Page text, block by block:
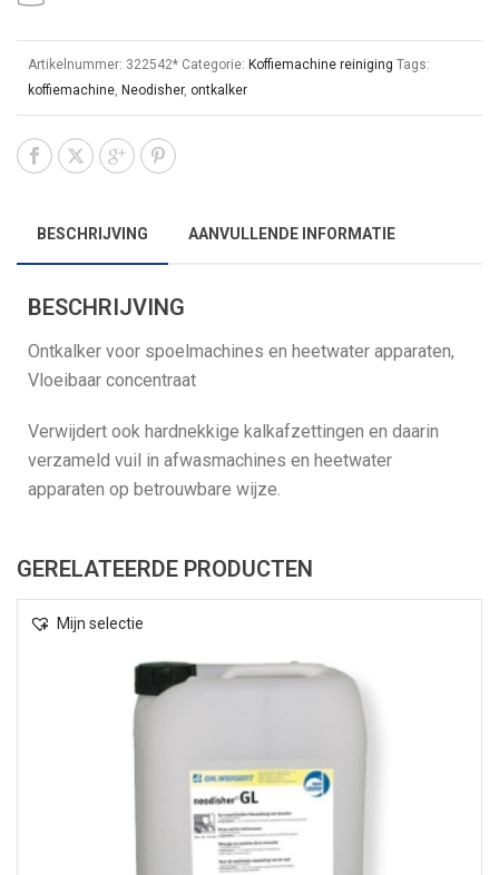
Artikelnummer: 322542* Categorie: Koffiemachine reiniging Tags:
koffiemachine, Neodisher, ontkalker
BESCHRIJVING AANVULLENDE INFORMATIE
BESCHRIJVING
Ontkalker voor spoelmachines en heetwater apparaten,
Vloeibaar concentraat
Verwijdert ook hardnekkige kalkafzettingen en daarin
verzameld vuil in afwasmachines en heetwater
apparaten op betrouwbare wijze.
GERELATEERDE PRODUCTEN
Mijn selectie